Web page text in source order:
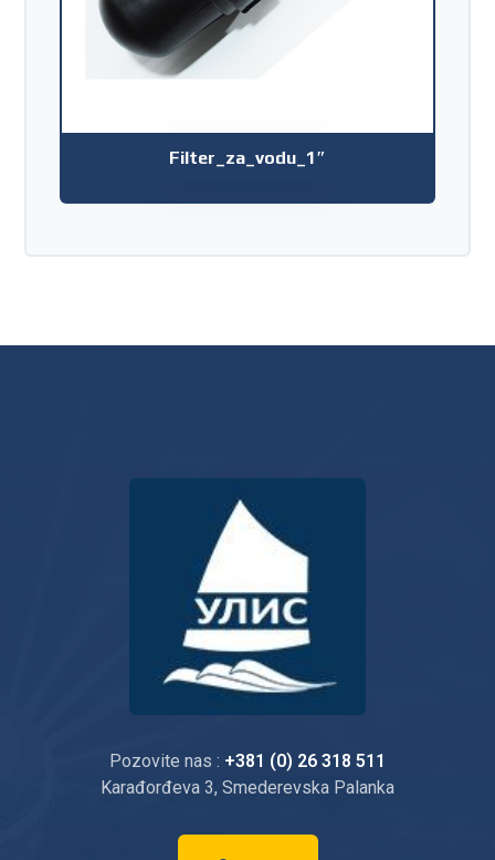
Filter_za_vodu_1″
Pozovite nas : +381 (0) 26 318 511
Karađorđeva 3, Smederevska Palanka